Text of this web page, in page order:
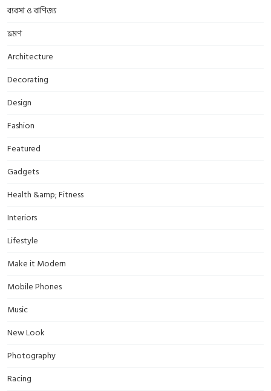
ব্যবসা ও বাণিজ্য
ভ্রমণ
Architecture
Decorating
Design
Fashion
Featured
Gadgets
Health &amp; Fitness
Interiors
Lifestyle
Make it Modern
Mobile Phones
Music
New Look
Photography
Racing